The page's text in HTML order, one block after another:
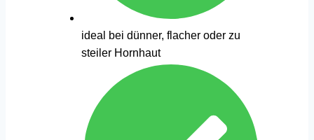
ideal bei dünner, flacher oder zu
steiler Hornhaut